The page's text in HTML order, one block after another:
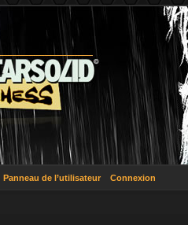
Panneau de l’utilisateur Connexion